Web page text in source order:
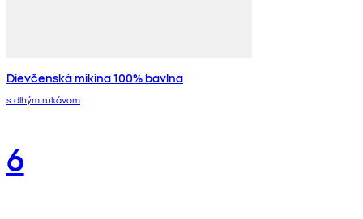
Dievčenská mikina 100% bavlna
s dlhým rukávom
6